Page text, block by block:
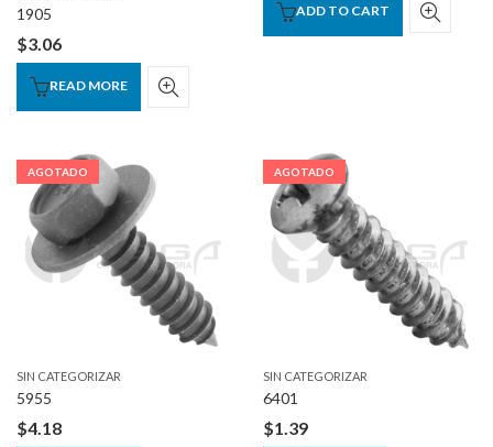
1905
$3.06
READ MORE
ADD TO CART
AGOTADO
SIN CATEGORIZAR
5955
$4.18
AGOTADO
SIN CATEGORIZAR
6401
$1.39